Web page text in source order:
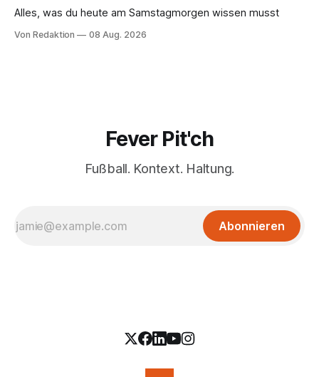
Alles, was du heute am Samstagmorgen wissen musst
Von Redaktion 08 Aug. 2026
Fever Pit'ch
Fußball. Kontext. Haltung.
Abonnieren